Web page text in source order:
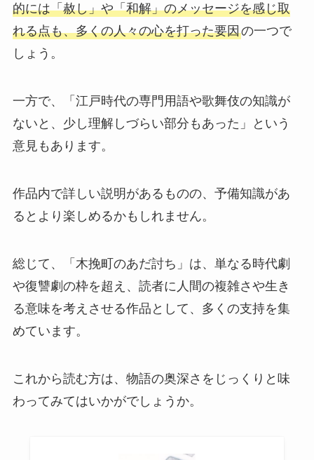
的には「赦し」や「和解」のメッセージを感じ取
れる点も、多くの人々の心を打った要因の一つで
しょう。
一方で、「江戸時代の専門用語や歌舞伎の知識が
ないと、少し理解しづらい部分もあった」という
意見もあります。
作品内で詳しい説明があるものの、予備知識があ
るとより楽しめるかもしれません。
総じて、「木挽町のあだ討ち」は、単なる時代劇
や復讐劇の枠を超え、読者に人間の複雑さや生き
る意味を考えさせる作品として、多くの支持を集
めています。
これから読む方は、物語の奥深さをじっくりと味
わってみてはいかがでしょうか。